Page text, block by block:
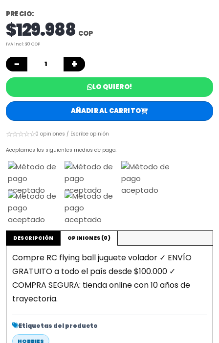
PRECIO:
$129.988 COP
IVA incl: $0 COP
− +
LO QUIERO!
AÑADIR AL CARRITO
☆☆☆☆☆0 opiniones / Escribe opinión
Aceptamos los siguientes medios de pago:
DESCRIPCIÓN OPINIONES (0)
Compre RC flying ball juguete volador ✓ ENVÍO
GRATUITO a todo el país desde $100.000 ✓
COMPRA SEGURA: tienda online con 10 años de
trayectoria.
Etiquetas del producto
HOBBIES